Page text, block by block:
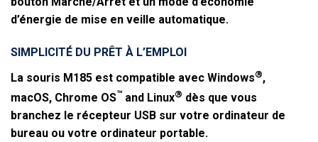
d’énergie de mise en veille automatique.
SIMPLICITÉ DU PRÊT À L’EMPLOI
La souris M185 est compatible avec Windows®,
macOS, Chrome OS™ and Linux® dès que vous
branchez le récepteur USB sur votre ordinateur de
bureau ou votre ordinateur portable.